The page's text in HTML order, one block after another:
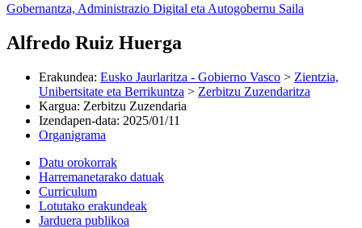
Gobernantza, Administrazio Digital eta Autogobernu Saila
Alfredo Ruiz Huerga
Erakundea: Eusko Jaurlaritza - Gobierno Vasco > Zientzia,
Unibertsitate eta Berrikuntza > Zerbitzu Zuzendaritza
Kargua: Zerbitzu Zuzendaria
Izendapen-data: 2025/01/11
Organigrama
Datu orokorrak
Harremanetarako datuak
Curriculum
Lotutako erakundeak
Jarduera publikoa